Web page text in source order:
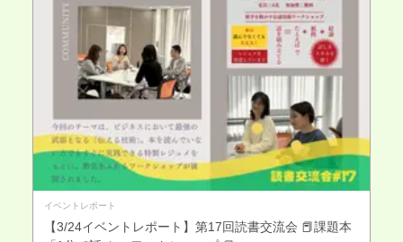
イベントレポート
【3/24イベントレポート】第17回読書交流会 📕課題本